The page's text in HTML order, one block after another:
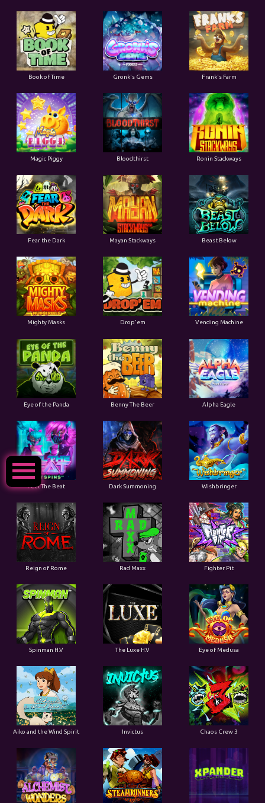
Book of Time Gronk's Gems Frank's Farm
Magic Piggy Bloodthirst Ronin Stackways
Fear the Dark Mayan Stackways Beast Below
Mighty Masks Drop'em Vending Machine
Eye of the Panda Benny The Beer Alpha Eagle
Feel The Beat Dark Summoning Wishbringer
Reign of Rome Rad Maxx Fighter Pit
Spinman H.V The Luxe H.V Eye of Medusa
Aiko and the Wind Spirit Invictus Chaos Crew 3
KLIK INFO